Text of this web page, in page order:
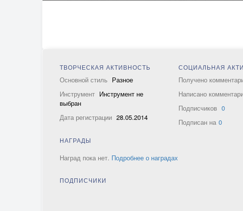
ТВОРЧЕСКАЯ АКТИВНОСТЬ
Основной стиль Разное
Инструмент Инструмент не
выбран
Дата регистрации 28.05.2014
СОЦИАЛЬНАЯ
Получено
Написано
Подписчиков 0
Подписан на 0
НАГРАДЫ
Наград пока нет. Подробнее о наградах
ПОДПИСЧИКИ